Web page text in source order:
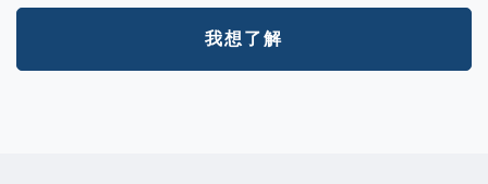
我想了解